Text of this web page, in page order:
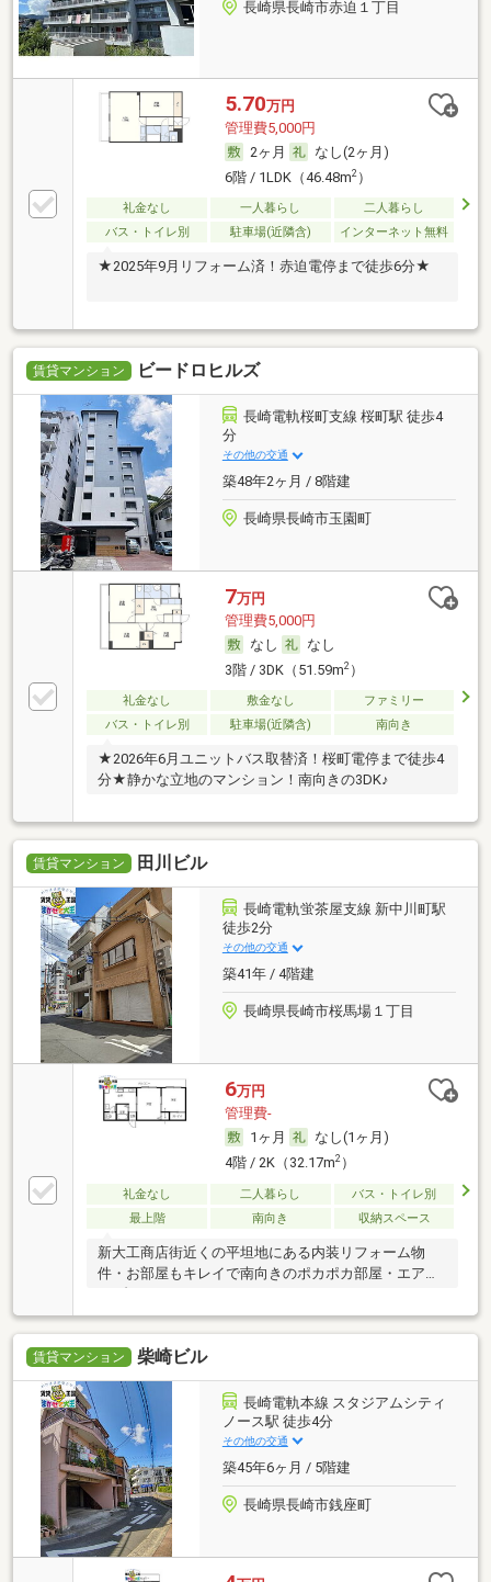
長崎県長崎市赤迫１丁目
5.70万円
管理費5,000円
2ヶ月
なし(2ヶ月)
6階 / 1LDK（46.48m2）
礼金なし 一人暮らし
二人暮らし
バス・トイレ別
駐車場(近隣含) インターネット無料
★2025年9月リフォーム済！赤迫電停まで徒歩6分★
賃貸マンション ビードロヒルズ
長崎電軌桜町支線 桜町駅 徒歩4
分
その他の交通
築48年2ヶ月 / 8階建
長崎県長崎市玉園町
7万円
管理費5,000円
なし
なし
3階 / 3DK（51.59m2）
礼金なし 敷金なし
ファミリー
バス・トイレ別
駐車場(近隣含) 南向き
★2026年6月ユニットバス取替済！桜町電停まで徒歩4
分★静かな立地のマンション！南向きの3DK♪
賃貸マンション 田川ビル
長崎電軌蛍茶屋支線 新中川町駅
徒歩2分
その他の交通
築41年 / 4階建
長崎県長崎市桜馬場１丁目
6万円
管理費-
1ヶ月
なし(1ヶ月)
4階 / 2K（32.17m2）
礼金なし 二人暮らし
バス・トイレ別
最上階
南向き 収納スペース
新大工商店街近くの平坦地にある内装リフォーム物
件・お部屋もキレイで南向きのポカポカ部屋・エアコ
ン1台
賃貸マンション 柴崎ビル
長崎電軌本線 スタジアムシティ
ノース駅 徒歩4分
その他の交通
築45年6ヶ月 / 5階建
長崎県長崎市銭座町